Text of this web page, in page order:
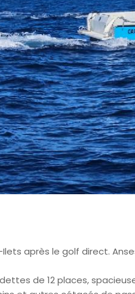
Ilets après le golf direct.
de 12 places,